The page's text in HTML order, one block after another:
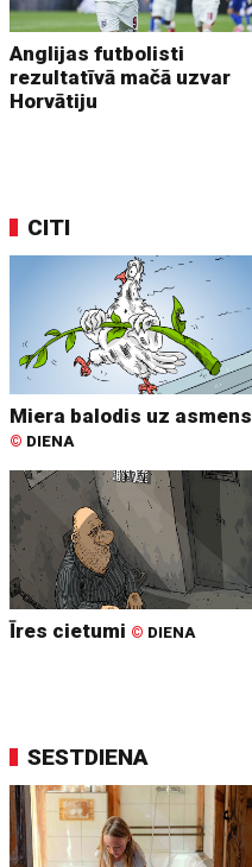
Anglijas futbolisti
rezultatīvā mačā uzvar
Horvātiju
CITI
Miera balodis uz asmens
© DIENA
Īres cietumi © DIENA
SESTDIENA